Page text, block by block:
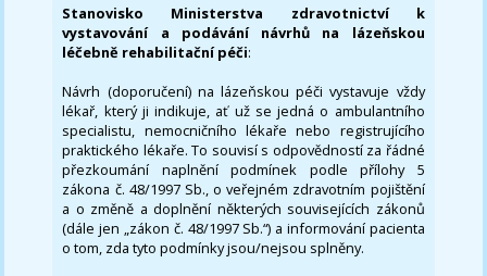
Stanovisko Ministerstva zdravotnictví k
vystavování a podávání návrhů na lázeňskou
léčebně rehabilitační péči:
Návrh (doporučení) na lázeňskou péči vystavuje vždy
lékař, který ji indikuje, ať už se jedná o ambulantního
specialistu, nemocničního lékaře nebo registrujícího
praktického lékaře. To souvisí s odpovědností za řádné
přezkoumání naplnění podmínek podle přílohy 5
zákona č. 48/1997 Sb., o veřejném zdravotním pojištění
a o změně a doplnění některých souvisejících zákonů
(dále jen „zákon č. 48/1997 Sb.“) a informování pacienta
o tom, zda tyto podmínky jsou/nejsou splněny.